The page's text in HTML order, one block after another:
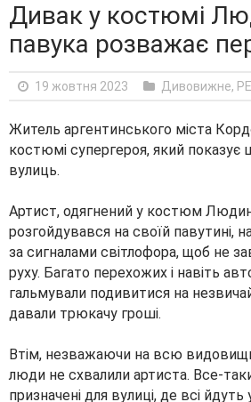
Дивак у костюмі
павука розважає
19 жовтня 2023 Дивовижне,
Житель аргентинського міста
костюмі супергероя, який показує
вулиць.
Артист, одягнений у костюм
розгойдувався на своїй павутині,
за сигналами світлофора, щоб не
руху. Багато перехожих і навіть
гальмували подивитися на
давали трюкачу гроші.
Втім, незважаючи на всю
люди не схвалили артиста. Все-
призначені для вулиці, де всі йдуть